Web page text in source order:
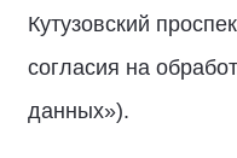
Кутузовский
согласия на
данных»).